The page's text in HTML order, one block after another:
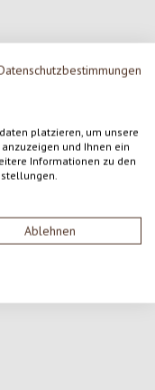
platzieren, um unsere
und Ihnen ein
Informationen zu den
Ablehnen
Sternen
mit anderen Kunden.
anzeigen.
voran und teile